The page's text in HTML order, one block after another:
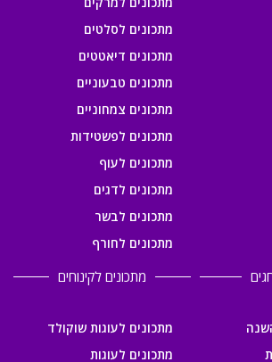
מתכונים לסלטים
מתכונים דיאטטים
מתכונים טבעוניים
מתכונים צמחוניים
מתכונים לפשטידות
מתכונים לעוף
מתכונים לדגים
מתכונים לבשר
מתכונים לחורף
מתכונים לקינוחים
מתכונים לעוגות שוקולד
מתכונים לעוגות